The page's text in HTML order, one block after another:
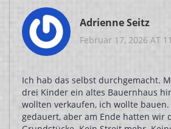
Adrienne Seitz
Februar 17, 2026 AT
Ich hab das selbst durchgemacht.
drei Kinder ein altes Bauernhaus
wollten verkaufen, ich wollte bauen.
gedauert, aber am Ende hatten wir